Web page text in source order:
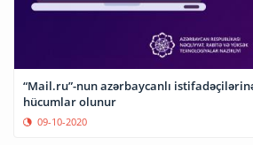
“Mail.ru”-nun azərbaycanlı
hücumlar olunur
09-10-2020